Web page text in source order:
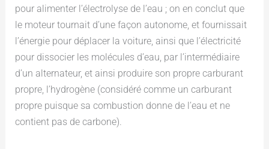
pour alimenter l’électrolyse de l’eau ; on en conclut que
le moteur tournait d’une façon autonome, et fournissait
l’énergie pour déplacer la voiture, ainsi que l’électricité
pour dissocier les molécules d’eau, par l’intermédiaire
d’un alternateur, et ainsi produire son propre carburant
propre, l’hydrogène (considéré comme un carburant
propre puisque sa combustion donne de l’eau et ne
contient pas de carbone).